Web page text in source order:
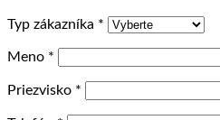
Typ zákazníka *
Meno *
Priezvisko *